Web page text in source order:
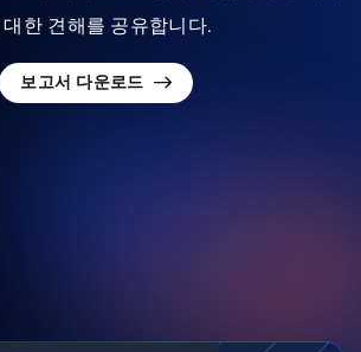
대한 견해를 공유합니다.
보고서 다운로드